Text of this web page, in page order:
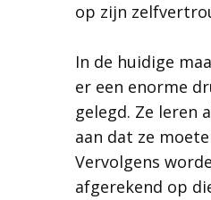
op zijn
In de huidige
er een enorme
gelegd. Ze leren
aan dat ze
Vervolgens
afgerekend op